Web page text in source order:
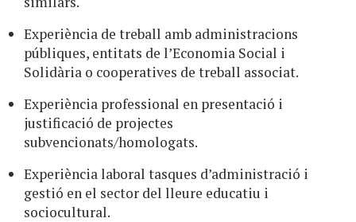
Experiència de treball amb administracions
públiques, entitats de l’Economia Social i
Solidària o cooperatives de treball associat.
Experiència professional en presentació i
justificació de projectes
subvencionats/homologats.
Experiència laboral tasques d’administració i
gestió en el sector del lleure educatiu i
sociocultural.